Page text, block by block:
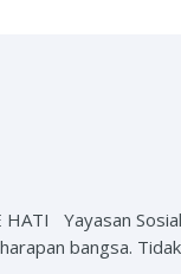
HATI Yayasan
bangsa.